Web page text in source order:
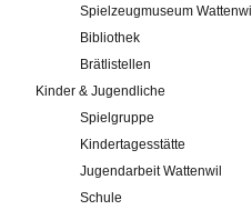
Spielzeugmuseum Wattenwil
Bibliothek
Brätlistellen
Kinder & Jugendliche
Spielgruppe
Kindertagesstätte
Jugendarbeit Wattenwil
Schule